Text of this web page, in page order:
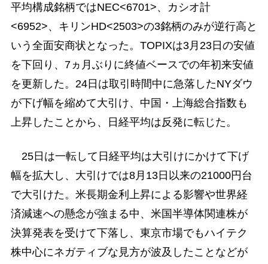
平均構成銘柄ではNEC<6701>、カシオ計
<6952>、キリンHD<2503>の3銘柄のみが逆行高と
いう全面安商状となった。TOPIXは3月23日の安値
を下回り、7ヵ月ぶりに終値ベースでの年初来安値
を更新した。24日は取引時間中に急落したNYダウ
が下げ幅を縮めて大引け、中国・上海総合指数も
上昇したことから、日経平均は反発に転じた。
25日は一転して日経平均は大引けにかけて下げ
幅を拡大し、大引けでは8月13日以来の21000円台
で大引けた。米長期金利上昇による影響や世界経
済減速への懸念が強まる中、米国半導体関連株が
決算発表を受けて下落し、東京市場でもハイテク
株中心にネガティブな見方が波及したことなどが